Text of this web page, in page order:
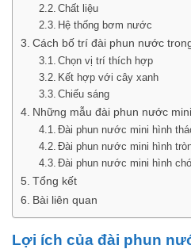
Chất liệu
Hệ thống bơm nước
Cách bố trí đài phun nước
Chọn vị trí thích hợp
Kết hợp với cây xanh
Chiếu sáng
Những mẫu đài phun nước
Đài phun nước mini hình
Đài phun nước mini hình
Đài phun nước mini hình
Tổng kết
Bài liên quan
Lợi ích của đài phun